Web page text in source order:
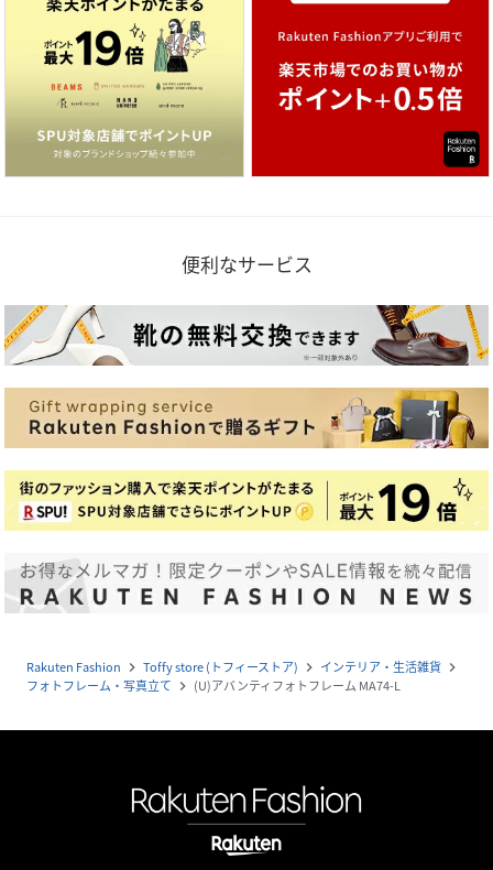
便利なサービス
Rakuten Fashion navigate_next Toffy store (トフィーストア) navigate_next インテリア・生活雑貨 navigate_next
フォトフレーム・写真立て navigate_next (U)アバンティフォトフレーム MA74-L